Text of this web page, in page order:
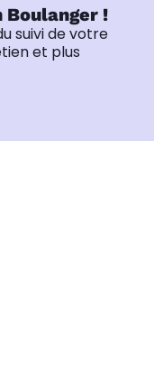
!
suivi de votre
et plus